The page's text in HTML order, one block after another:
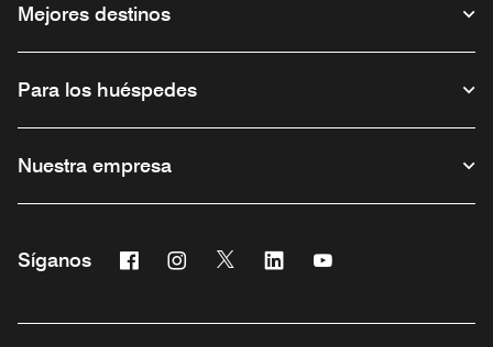
Mejores destinos
Para los huéspedes
Nuestra empresa
Síganos Facebook
Abre una ventana nueva
Instagram
Abre una ventana nueva
Twitter
Abre una ventana nueva
Linkedin
Abre una ventana nueva
Abre una ventana